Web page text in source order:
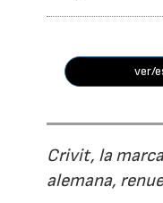
ver/
Crivit, la
alemana,